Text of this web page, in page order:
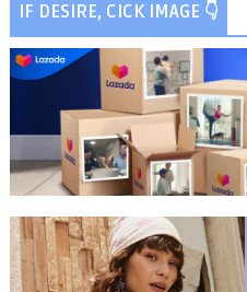
IF DESIRE, CICK IMAGE 👇